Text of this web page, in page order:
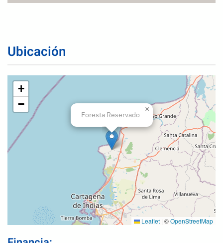
Ubicación
Foresta Reservado
×
+
−
Leaflet | ©OpenStreetMap